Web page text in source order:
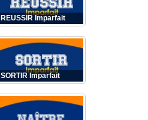
REUSSIR Imparfait
SORTIR Imparfait